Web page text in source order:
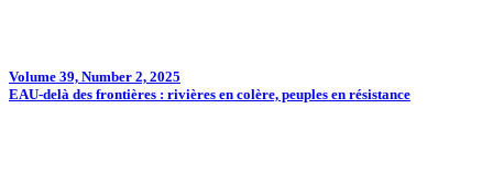
Volume 39, Number 2, 2025
EAU-delà des frontières : rivières en colère, peuples en résistance